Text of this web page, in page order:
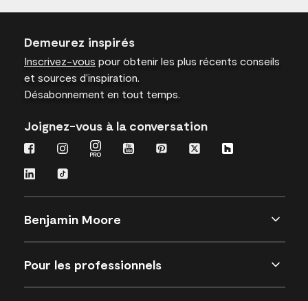
Demeurez inspirés
Inscrivez-vous pour obtenir les plus récents conseils
et sources d’inspiration.
Désabonnement en tout temps.
Joignez-vous à la conversation
Benjamin Moore
Pour les professionnels